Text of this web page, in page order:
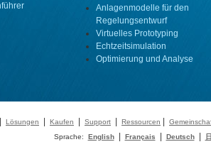
Anlagenmodelle für den
Regelungsentwurf
Virtuelles Prototyping
Echtzeitsimulation
Optimierung und Analyse
Lösungen Kaufen Support Ressourcen
Sprache:
English| Français Deutsch|